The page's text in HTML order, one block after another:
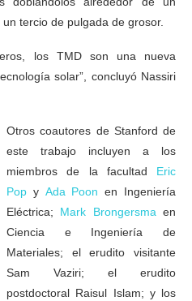
tercio de pulgada de grosor.
los TMD son una nueva
solar”, concluyó Nassiri
Otros coautores de Stanford de
este trabajo incluyen a los
miembros de la facultad Eric
Pop y Ada Poon en Ingeniería
Eléctrica; Mark Brongersma en
Ciencia e Ingeniería de
Materiales; el erudito visitante
Sam Vaziri; el erudito
postdoctoral Raisul Islam; y los